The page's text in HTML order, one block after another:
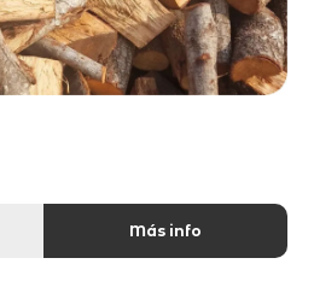
Más info